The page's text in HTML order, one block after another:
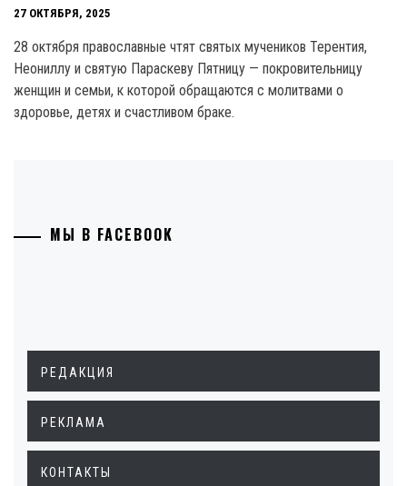
27 ОКТЯБРЯ, 2025
28 октября православные чтят святых мучеников Терентия,
Неониллу и святую Параскеву Пятницу — покровительницу
женщин и семьи, к которой обращаются с молитвами о
здоровье, детях и счастливом браке.
МЫ В FACEBOOK
РЕДАКЦИЯ
РЕКЛАМА
КОНТАКТЫ